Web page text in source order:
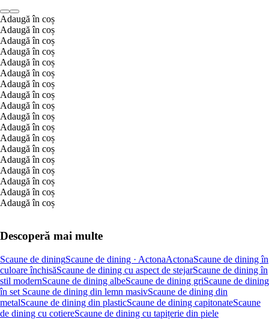
Adaugă în coș
Adaugă în coș
Adaugă în coș
Adaugă în coș
Adaugă în coș
Adaugă în coș
Adaugă în coș
Adaugă în coș
Adaugă în coș
Adaugă în coș
Adaugă în coș
Adaugă în coș
Adaugă în coș
Adaugă în coș
Adaugă în coș
Adaugă în coș
Adaugă în coș
Adaugă în coș
Descoperă mai multe
Scaune de diningScaune de dining · ActonaActonaScaune de dining în
culoare închisăScaune de dining cu aspect de stejarScaune de dining în
stil modernScaune de dining albeScaune de dining griScaune de dining
în set Scaune de dining din lemn masivScaune de dining din
metalScaune de dining din plasticScaune de dining capitonateScaune
de dining cu cotiereScaune de dining cu tapițerie din piele